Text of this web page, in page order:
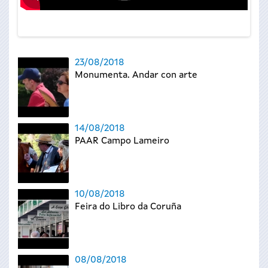
23/08/2018
Monumenta. Andar con arte
14/08/2018
PAAR Campo Lameiro
10/08/2018
Feira do Libro da Coruña
08/08/2018